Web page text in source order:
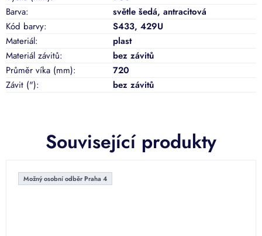
Související produkty
Možný osobní odběr Praha 4
Barva: světle šedá, antracitová
Kód barvy:
S433, 429U
Materiál:
plast
Materiál závitů:
bez závitů
Průměr víka (mm):
720
Závit ("): bez závitů